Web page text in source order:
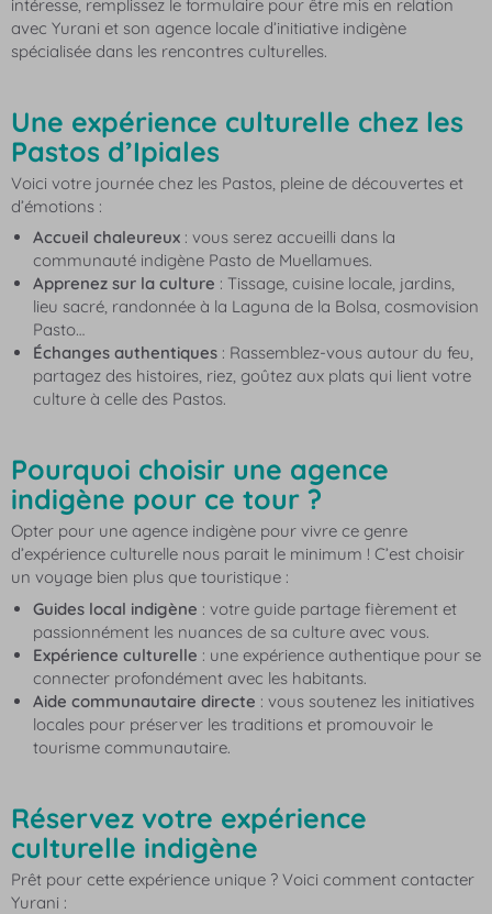
intéresse, remplissez le formulaire pour être mis en relation
avec Yurani et son agence locale d’initiative indigène
spécialisée dans les rencontres culturelles.
Une expérience culturelle chez les
Pastos d’Ipiales
Voici votre journée chez les Pastos, pleine de découvertes et
d’émotions :
Accueil chaleureux : vous serez accueilli dans la
communauté indigène Pasto de Muellamues.
Apprenez sur la culture : Tissage, cuisine locale, jardins,
lieu sacré, randonnée à la Laguna de la Bolsa, cosmovision
Pasto…
Échanges authentiques : Rassemblez-vous autour du feu,
partagez des histoires, riez, goûtez aux plats qui lient votre
culture à celle des Pastos.
Pourquoi choisir une agence
indigène pour ce tour ?
Opter pour une agence indigène pour vivre ce genre
d’expérience culturelle nous parait le minimum ! C’est choisir
un voyage bien plus que touristique :
Guides local indigène : votre guide partage fièrement et
passionnément les nuances de sa culture avec vous.
Expérience culturelle : une expérience authentique pour se
connecter profondément avec les habitants.
Aide communautaire directe : vous soutenez les initiatives
locales pour préserver les traditions et promouvoir le
tourisme communautaire.
Réservez votre expérience
culturelle indigène
Prêt pour cette expérience unique ? Voici comment contacter
Yurani :